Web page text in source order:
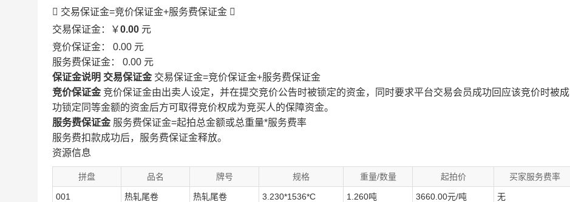
 交易保证金=竞价保证金+服务费保证金 
交易保证金：￥0.00 元
竞价保证金： 0.00 元
服务费保证金： 0.00 元
保证金说明 交易保证金 交易保证金=竞价保证金+服务费保证金
竞价保证金 竞价保证金由出卖人设定，并在提交竞价公告时被锁定的资金，同时要求平台交易会员成功回应该竞价时被成
功锁定同等金额的资金后方可取得竞价权成为竞买人的保障资金。
服务费保证金 服务费保证金=起拍总金额或总重量*服务费率
服务费扣款成功后，服务费保证金释放。
资源信息
拼盘 品名 牌号 规格 重量/数量 起拍价 买家服务费率
001 热轧尾卷 热轧尾卷 3.230*1536*C 1.260吨 3660.00元/吨 无